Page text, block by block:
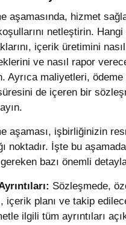
aşamasında, hizmet
netleştirin.
içerik üretimini nasıl
ve nasıl rapor
Ayrıca maliyetleri, ödeme
de içeren bir
aşaması, işbirliğinizin
noktadır. İşte bu
bazı önemli
Sözleşmede,
içerik planı ve takip
ilgili tüm ayrıntıları